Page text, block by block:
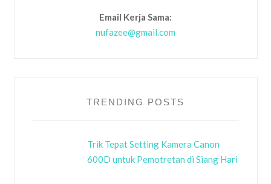
Email Kerja Sama:
nufazee@gmail.com
TRENDING POSTS
Trik Tepat Setting Kamera Canon
600D untuk Pemotretan di Siang Hari